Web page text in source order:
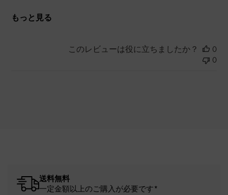
もっと見る
このレビューは役に立ちましたか？
0
0
送料無料
一定金額以上のご購入が必要です*